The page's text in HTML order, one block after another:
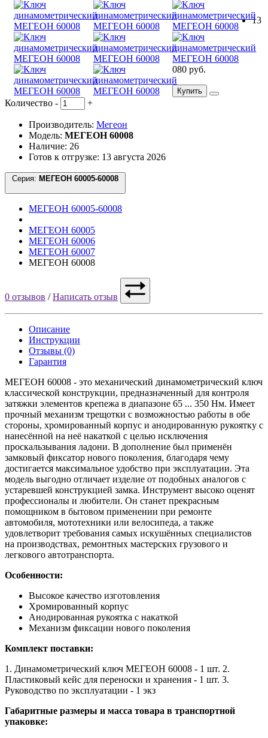
13
080 руб.
Купить
Количество - +
Производитель: Мегеон
Модель: МЕГЕОН 60008
Наличие: 26
Готов к отгрузке: 13 августа 2026
Серия:
МЕГЕОН 60005-60008
МЕГЕОН 60005
МЕГЕОН 60006
МЕГЕОН 60007
МЕГЕОН 60008
0 отзывов /Написать отзыв
Описание
Инструкции
Отзывы (0)
Гарантия
МЕГЕОН 60008 - это механический динамометрический ключ
классической конструкции, предназначенный для контроля
затяжки элементов крепежа в диапазоне 65 ... 350 Нм. Имеет
прочный механизм трещотки с возможностью работы в обе
стороны, хромированный корпус и анодированную рукоятку с
нанесённой на неё накаткой с целью исключения
проскальзывания ладони. В дополнение был применён
замковый фиксатор нового поколения, благодаря чему
достигается максимальное удобство при эксплуатации. Эта
модель выгодно отличает изделие от подобных аналогов с
устаревшей конструкцией замка. Инструмент высоко оценят
профессионалы и любители. Он станет прекрасным
помощником в бытовом применении при ремонте
автомобиля, мототехники или велосипеда, а также
удовлетворит требования самых искушённых специалистов
на производствах, ремонтных мастерских грузового и
легкового автотранспорта.
Особенности:
Высокое качество изготовления
Хромированный корпус
Анодированная рукоятка с накаткой
Механизм фиксации нового поколения
Комплект поставки:
1. Динамометрический ключ МЕГЕОН 60008 - 1 шт. 2.
Пластиковый кейс для переноски и хранения - 1 шт. 3.
Руководство по эксплуатации - 1 экз
Габаритные размеры и масса товара в транспортной
упаковке: